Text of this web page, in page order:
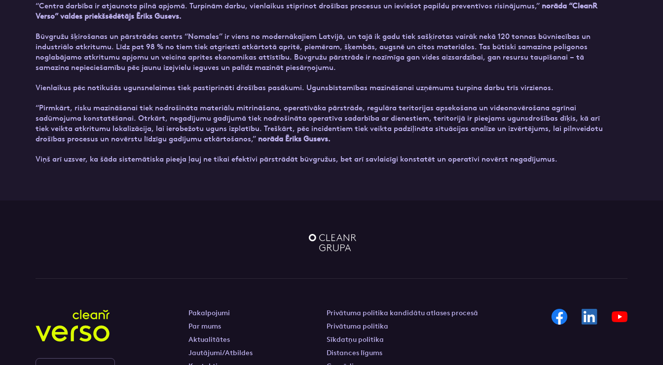
“Centra darbība ir atjaunota pilnā apjomā. Turpinām darbu, vienlaikus stiprinot drošības procesus un ieviešot papildu preventīvos risinājumus,” norāda “CleanR
Verso” valdes priekšsēdētājs Ēriks Gusevs.
Būvgružu šķirošanas un pārstrādes centrs “Nomales” ir viens no modernākajiem Latvijā, un tajā ik gadu tiek sašķirotas vairāk nekā 120 tonnas būvniecības un
industriālo atkritumu. Līdz pat 98 % no tiem tiek atgriezti atkārtotā apritē, piemēram, šķembās, augsnē un citos materiālos. Tas būtiski samazina poligonos
noglabājamo atkritumu apjomu un veicina aprites ekonomikas attīstību. Būvgružu pārstrāde ir nozīmīga gan vides aizsardzībai, gan resursu taupīšanai – tā
samazina nepieciešamību pēc jaunu izejvielu ieguves un palīdz mazināt piesārņojumu.
Vienlaikus pēc notikušās ugunsnelaimes tiek pastiprināti drošības pasākumi. Ugunsbīstamības mazināšanai uzņēmums turpina darbu trīs virzienos.
“Pirmkārt, risku mazināšanai tiek nodrošināta materiālu mitrināšana, operatīvāka pārstrāde, regulāra teritorijas apsekošana un videonovērošana agrīnai
sadūmojuma konstatēšanai. Otrkārt, negadījumu gadījumā tiek nodrošināta operatīva sadarbība ar dienestiem, teritorijā ir pieejams ugunsdrošības dīķis, kā arī
tiek veikta atkritumu lokalizācija, lai ierobežotu uguns izplatību. Treškārt, pēc incidentiem tiek veikta padziļināta situācijas analīze un izvērtējums, lai pilnveidotu
drošības procesus un novērstu līdzīgu gadījumu atkārtošanos,” norāda Ēriks Gusevs.
Viņš arī uzsver, ka šāda sistemātiska pieeja ļauj ne tikai efektīvi pārstrādāt būvgružus, bet arī savlaicīgi konstatēt un operatīvi novērst negadījumus.
Pakalpojumi
Par mums
Aktualitātes
Jautājumi/Atbildes
Privātuma politika kandidātu atlases procesā
Privātuma politika
Sīkdatņu politika
Distances līgums